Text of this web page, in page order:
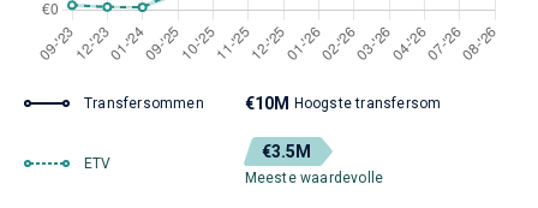
Transfersommen €10M Hoogste transfersom
ETV
€3.5M
Meeste waardevolle